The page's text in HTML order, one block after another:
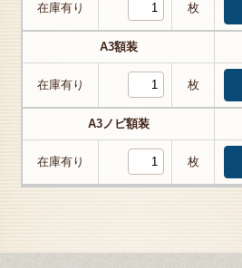
在庫有り 枚
A3額装
在庫有り 枚
A3ノビ額装
在庫有り 枚